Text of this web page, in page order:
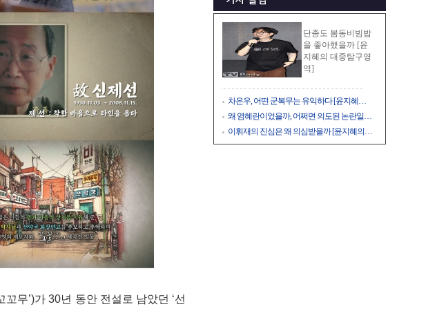
무’)가 30년 동안 전설로 남았던 ‘선
단종도 봄동비빔밥
을 좋아했을까 [윤
지혜의 대중탐구영
역]
차은우, 어떤 군복무는 유익하다 [윤지혜…
왜 염혜란이었을까, 어쩌면 의도된 논란일…
이휘재의 진심은 왜 의심받을까 [윤지혜의…